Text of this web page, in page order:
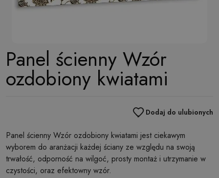
Panel ścienny Wzór
ozdobiony kwiatami
Dodaj do ulubionych
Panel ścienny Wzór ozdobiony kwiatami jest ciekawym
wyborem do aranżacji każdej ściany ze względu na swoją
trwałość, odporność na wilgoć, prosty montaż i utrzymanie w
czystości, oraz efektowny wzór.